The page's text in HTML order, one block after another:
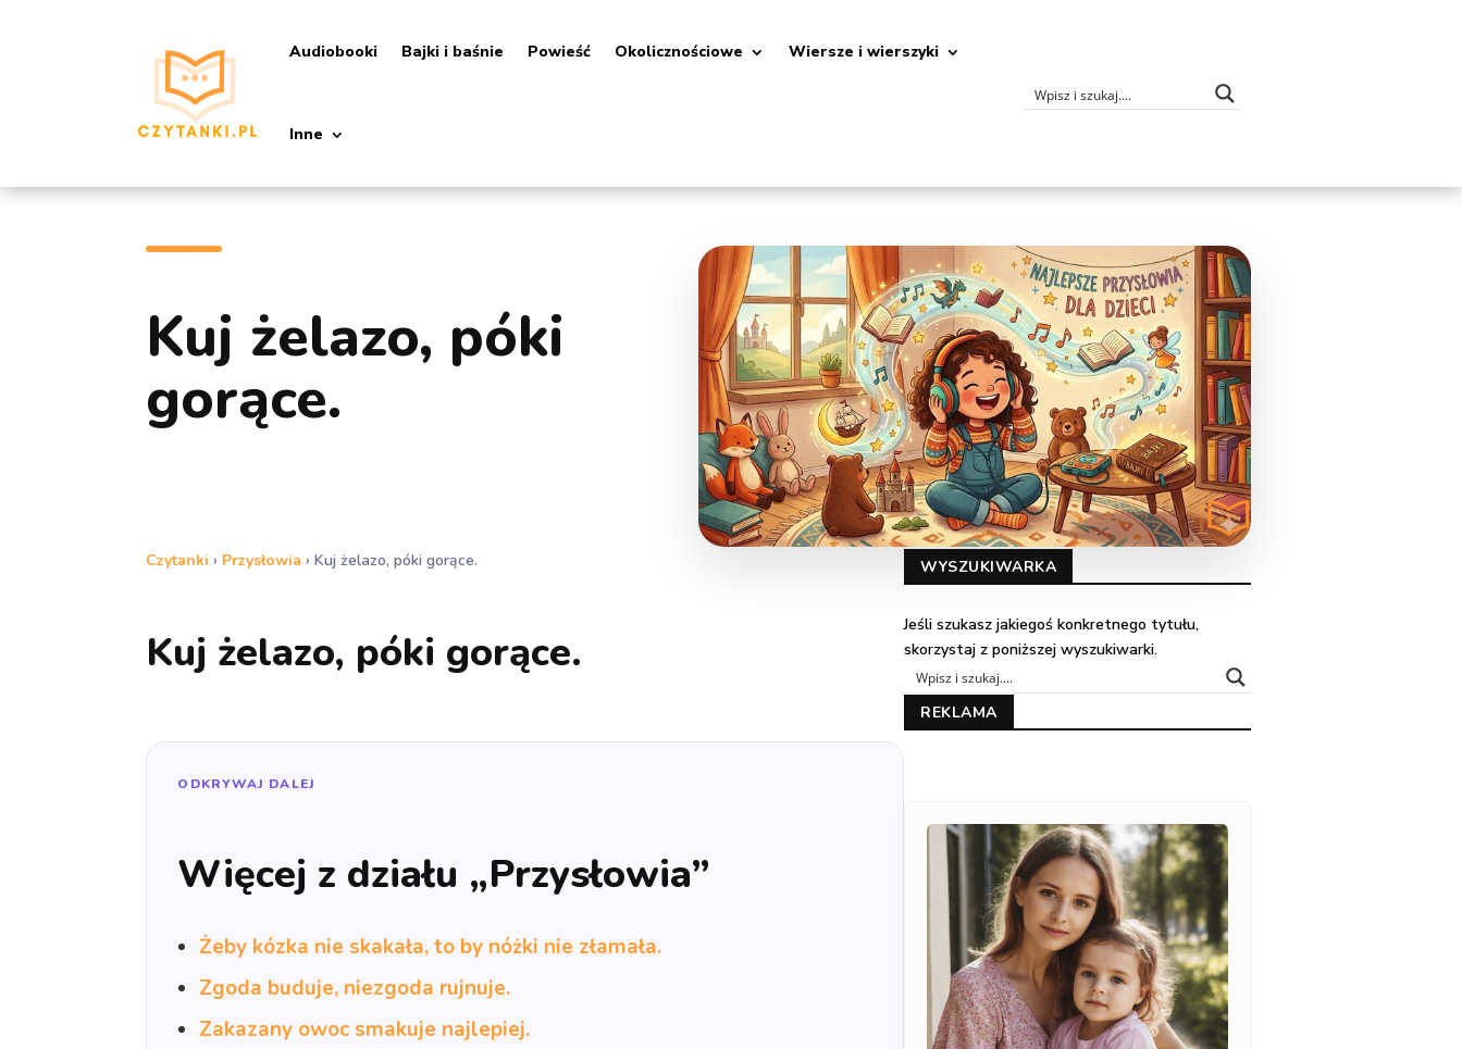
Audiobooki Bajki i baśnie Powieść Okolicznościowe Wiersze i wierszyki
Inne
Kuj żelazo, póki
gorące.
Czytanki › Przysłowia ›Kuj żelazo, póki gorące.
Kuj żelazo, póki gorące.
ODKRYWAJ DALEJ
Więcej z działu „Przysłowia”
Żeby kózka nie skakała, to by nóżki nie złamała.
Zgoda buduje, niezgoda rujnuje.
Zakazany owoc smakuje najlepiej.
WYSZUKIWARKA
Jeśli szukasz jakiegoś konkretnego tytułu,
skorzystaj z poniższej wyszukiwarki.
REKLAMA